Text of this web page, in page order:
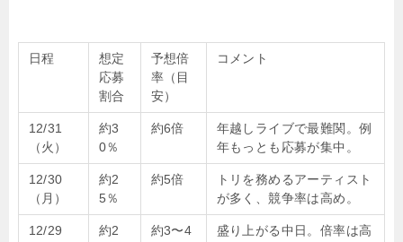
日程
想定
応募
割合
予想倍
率（目
安）
コメント
12/31
（火）
約3
0％
約6倍
年越しライブで最難関。例
年もっとも応募が集中。
12/30
（月）
約2
5％
約5倍
トリを務めるアーティスト
が多く、競争率は高め。
12/29
約2
約3〜4
盛り上がる中日。倍率は高